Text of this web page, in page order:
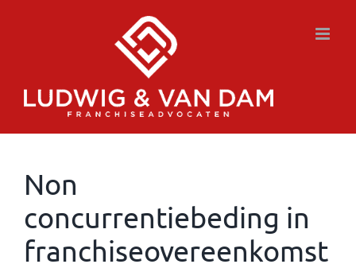
Non
concurrentiebeding in
franchiseovereenkomst